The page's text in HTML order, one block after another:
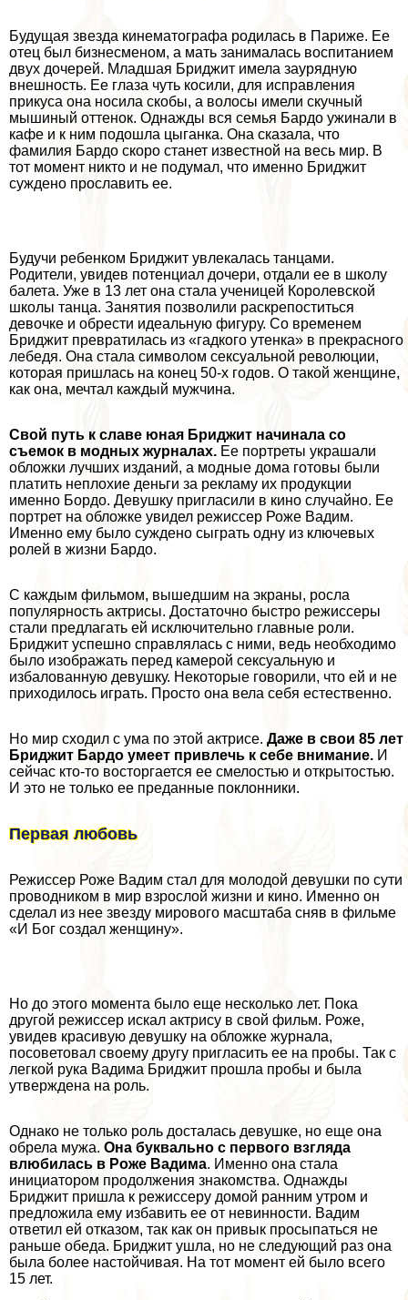
Будущая звезда кинематографа родилась в Париже. Ее
отец был бизнесменом, а мать занималась воспитанием
двух дочерей. Младшая Бриджит имела заурядную
внешность. Ее глаза чуть косили, для исправления
прикуса она носила скобы, а волосы имели скучный
мышиный оттенок. Однажды вся семья Бардо ужинали в
кафе и к ним подошла цыганка. Она сказала, что
фамилия Бардо скоро станет известной на весь мир. В
тот момент никто и не подумал, что именно Бриджит
суждено прославить ее.
Будучи ребенком Бриджит увлекалась танцами.
Родители, увидев потенциал дочери, отдали ее в школу
балета. Уже в 13 лет она стала ученицей Королевской
школы танца. Занятия позволили раскрепоститься
дeвoчке и обрести идеальную фигуру. Со временем
Бриджит превратилась из «гадкого утенка» в прекрасного
лебедя. Она стала символом ceкcуальной революции,
которая пришлась на конец 50-х годов. О такой женщине,
как она, мечтал каждый мужчина.
Свой путь к славе юная Бриджит начинала со
съемок в модных журналах. Ее портреты украшали
обложки лучших изданий, а модные дома готовы были
платить неплохие деньги за рекламу их продукции
именно Бордо. Девушку пригласили в кино случайно. Ее
портрет на обложке увидел режиссер Роже Вадим.
Именно ему было суждено сыграть одну из ключевых
ролей в жизни Бардо.
С каждым фильмом, вышедшим на экраны, росла
популярность актрисы. Достаточно быстро режиссеры
стали предлагать ей исключительно главные роли.
Бриджит успешно справлялась с ними, ведь необходимо
было изображать перед камерой ceкcуальную и
избалованную дeвyшку. Некоторые говорили, что ей и не
приходилось играть. Просто она вела себя естественно.
Но мир сходил с ума по этой актрисе. Даже в свои 85 лет
Бриджит Бардо умеет привлечь к себе внимание. И
сейчас кто-то восторгается ее смелостью и открытостью.
И это не только ее преданные поклонники.
Первая любовь
Режиссер Роже Вадим стал для молодой дeвyшки по сути
проводником в мир взрослой жизни и кино. Именно он
сделал из нее звезду мирового масштаба сняв в фильме
«И Бог создал женщину».
Но до этого момента было еще несколько лет. Пока
другой режиссер искал актрису в свой фильм. Роже,
увидев красивую дeвyшку на обложке журнала,
посоветовал своему другу пригласить ее на пробы. Так с
легкой рука Вадима Бриджит прошла пробы и была
утверждена на роль.
Однако не только роль досталась дeвyшке, но еще она
обрела мужа. Она буквально с первого взгляда
влюбилась в Роже Вадима. Именно она стала
инициатором продолжения знакомства. Однажды
Бриджит пришла к режиссеру домой ранним утром и
предложила ему избавить ее от невинности. Вадим
ответил ей отказом, так как он привык просыпаться не
раньше обеда. Бриджит ушла, но не следующий раз она
была более настойчивая. На тот момент ей было всего
15 лет.